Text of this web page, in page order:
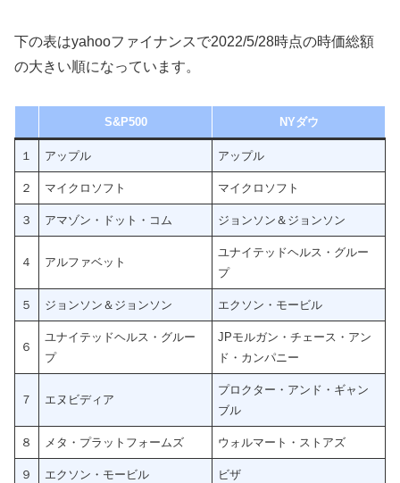
下の表はyahooファイナンスで2022/5/28時点の時価総額
の大きい順になっています。
S&P500 NYダウ
１ アップル アップル
２ マイクロソフト マイクロソフト
３ アマゾン・ドット・コム ジョンソン＆ジョンソン
４ アルファベット
ユナイテッドヘルス・グルー
プ
５ ジョンソン＆ジョンソン エクソン・モービル
６
ユナイテッドヘルス・グルー
プ
JPモルガン・チェース・アン
ド・カンパニー
７ エヌビディア
プロクター・アンド・ギャン
ブル
８ メタ・プラットフォームズ ウォルマート・ストアズ
９ エクソン・モービル ビザ